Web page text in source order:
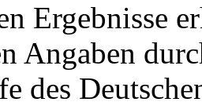
Ergebnisse
Angaben
des